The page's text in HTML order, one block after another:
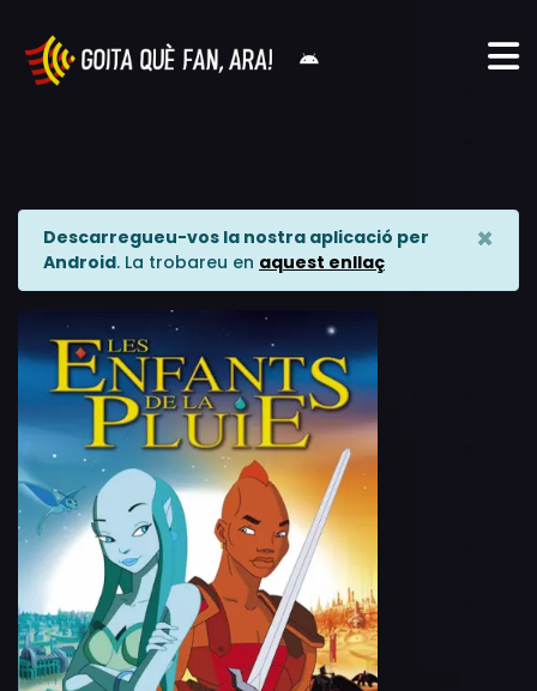
Descarregueu-vos la nostra aplicació per
Android. La trobareu en aquest enllaç
×